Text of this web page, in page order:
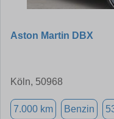
Aston Martin DBX
Köln, 50968
7.000 km Benzin